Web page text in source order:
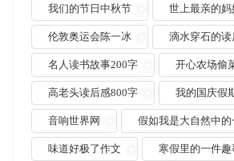
我们的节日中秋节 世上最亲的妈
伦敦奥运会陈一冰 滴水穿石的读
名人读书故事200字 开心农场偷
高老头读后感800字 我的国庆假
音响世界网 假如我是大自然中的
味道好极了作文 寒假里的一件趣